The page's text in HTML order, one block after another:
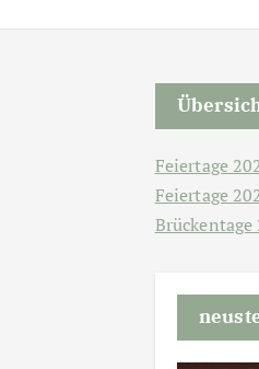
Feiertage
Feiertage
Brückentage